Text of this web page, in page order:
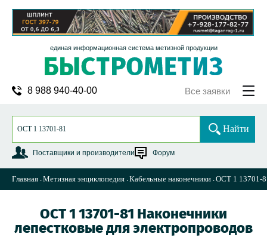
единая информационная система метизной продукции
8 988 940-40-00 Все заявки
Поставщики и производители Форум
Найти
Главная Метизная энциклопедия Кабельные наконечники ОСТ 1 13701-
ОСТ 1 13701-81 Наконечники
лепестковые для электропроводов